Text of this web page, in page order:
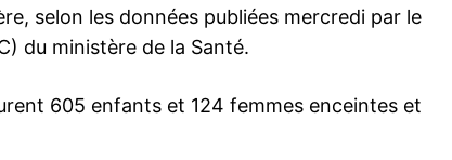
selon les données publiées mercredi par le
du ministère de la Santé.
605 enfants et 124 femmes enceintes et